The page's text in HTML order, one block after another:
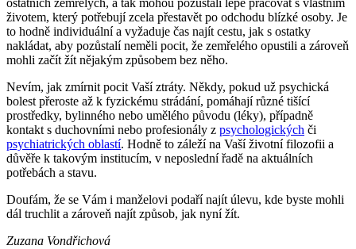
ostatních zemřelých, a tak mohou pozůstalí lépe pracovat s vlastním
životem, který potřebují zcela přestavět po odchodu blízké osoby. Je
to hodně individuální a vyžaduje čas najít cestu, jak s ostatky
nakládat, aby pozůstalí neměli pocit, že zemřelého opustili a zároveň
mohli začít žít nějakým způsobem bez něho.
Nevím, jak zmírnit pocit Vaší ztráty. Někdy, pokud už psychická
bolest přeroste až k fyzickému strádání, pomáhají různé tišící
prostředky, bylinného nebo umělého původu (léky), případně
kontakt s duchovními nebo profesionály z psychologických či
psychiatrických oblastí. Hodně to záleží na Vaší životní filozofii a
důvěře k takovým institucím, v neposlední řadě na aktuálních
potřebách a stavu.
Doufám, že se Vám i manželovi podaří najít úlevu, kde byste mohli
dál truchlit a zároveň najít způsob, jak nyní žít.
Zuzana Vondřichová